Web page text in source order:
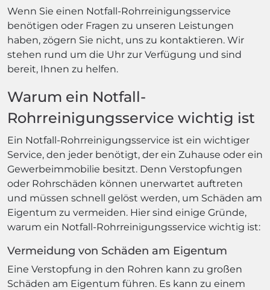
Wenn Sie einen Notfall-Rohrreinigungsservice
benötigen oder Fragen zu unseren Leistungen
haben, zögern Sie nicht, uns zu kontaktieren. Wir
stehen rund um die Uhr zur Verfügung und sind
bereit, Ihnen zu helfen.
Warum ein Notfall-
Rohrreinigungsservice wichtig ist
Ein Notfall-Rohrreinigungsservice ist ein wichtiger
Service, den jeder benötigt, der ein Zuhause oder ein
Gewerbeimmobilie besitzt. Denn Verstopfungen
oder Rohrschäden können unerwartet auftreten
und müssen schnell gelöst werden, um Schäden am
Eigentum zu vermeiden. Hier sind einige Gründe,
warum ein Notfall-Rohrreinigungsservice wichtig ist:
Vermeidung von Schäden am Eigentum
Eine Verstopfung in den Rohren kann zu großen
Schäden am Eigentum führen. Es kann zu einem